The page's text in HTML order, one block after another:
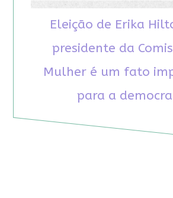
Eleição de Erika
presidente da
Mulher é um fato
para a